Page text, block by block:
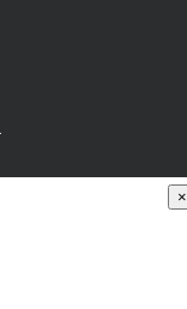
×